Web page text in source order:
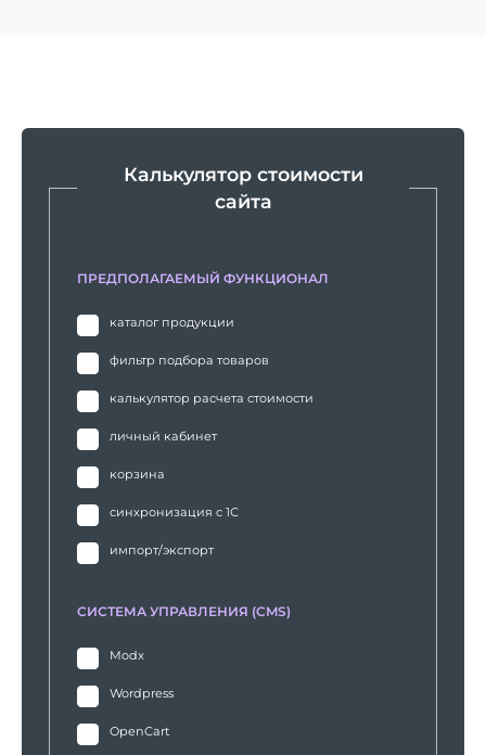
Калькулятор стоимости
сайта
ПРЕДПОЛАГАЕМЫЙ ФУНКЦИОНАЛ
каталог продукции
фильтр подбора товаров
калькулятор расчета стоимости
личный кабинет
корзина
синхронизация с 1С
импорт/экспорт
СИСТЕМА УПРАВЛЕНИЯ (CMS)
Modx
Wordpress
OpenCart